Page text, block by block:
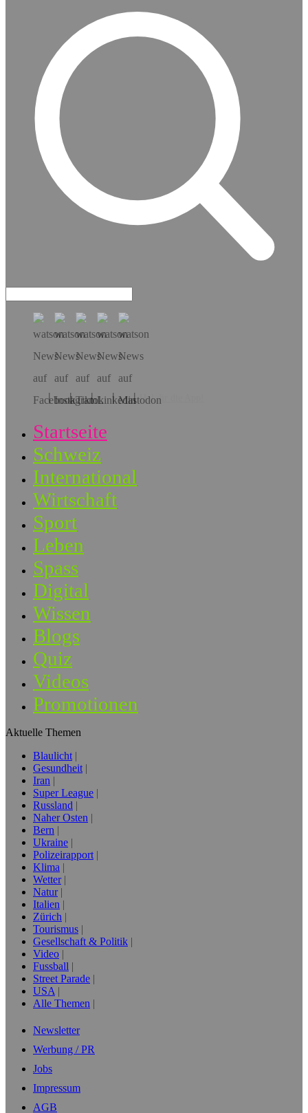
Hol dir die App!
Startseite
Schweiz
International
Wirtschaft
Sport
Leben
Spass
Digital
Wissen
Blogs
Quiz
Videos
Promotionen
Aktuelle Themen
Blaulicht
Gesundheit
Iran
Super League
Russland
Naher Osten
Bern
Ukraine
Polizeirapport
Klima
Wetter
Natur
Italien
Zürich
Tourismus
Gesellschaft & Politik
Video
Fussball
Street Parade
USA
Alle Themen
Newsletter
Werbung / PR
Jobs
Impressum
AGB